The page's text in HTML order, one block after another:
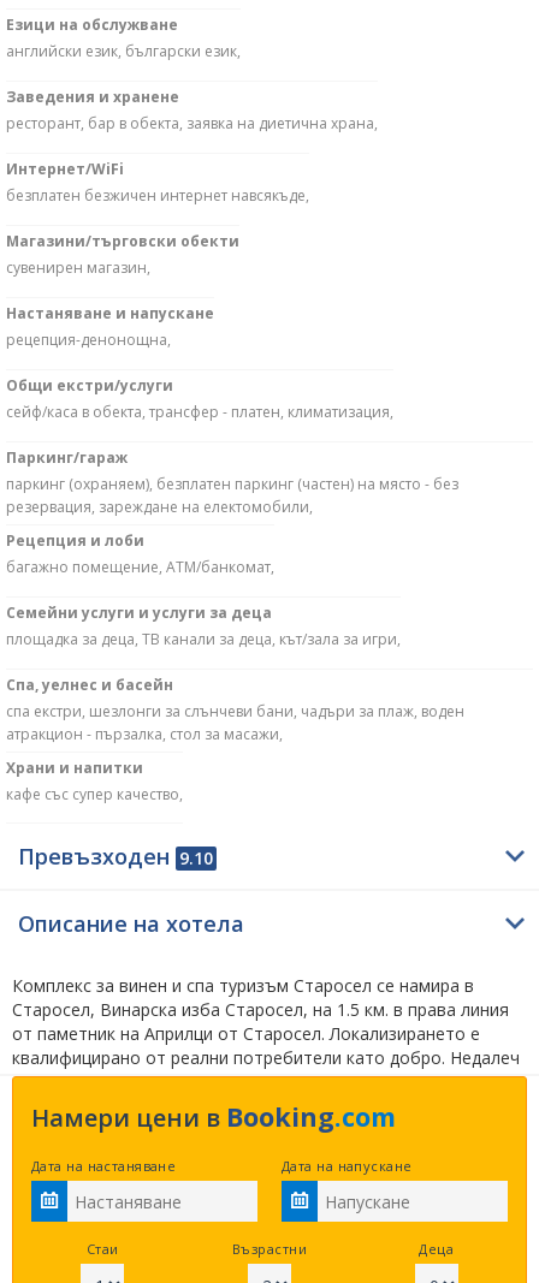
Езици на обслужване
английски език, български език,
Заведения и хранене
ресторант, бар в обекта, заявка на диетична храна,
Интернет/WiFi
безплатен безжичен интернет навсякъде,
Магазини/търговски обекти
сувенирен магазин,
Настаняване и напускане
рецепция-денонощна,
Общи екстри/услуги
сейф/каса в обекта, трансфер - платен, климатизация,
Паркинг/гараж
паркинг (охраняем), безплатен паркинг (частен) на място - без
резервация, зареждане на електомобили,
Рецепция и лоби
багажно помещение, АТМ/банкомат,
Семейни услуги и услуги за деца
площадка за деца, ТВ канали за деца, кът/зала за игри,
Спа, уелнес и басейн
спа екстри, шезлонги за слънчеви бани, чадъри за плаж, воден
атракцион - пързалка, стол за масажи,
Храни и напитки
кафе със супер качество,
Превъзходен 9.10
Описание на хотела
Комплекс за винен и спа туризъм Старосел се намира в
Старосел, Винарска изба Старосел, на 1.5 км. в права линия
от паметник на Априлци от Старосел. Локализирането е
квалифицирано от реални потребители като добро. Недалеч
от Старосел за приятелите на природата съветваме да
видят язовир Пясъчник на 9.9 км., водопад Сучурум на 26.9
км. и водопад Скока Калейца на 48 км. в права линия. На
препоръчваме да разгледат троянски манастир Успение
Богородично на 44.5 км., тракийски култов комплекс
Старосел на 2 км. и паметник Арка на свободата на 31.5 км.
по права линия.
Намери цени в Booking.com
Дата на настаняване Дата на напускане
Стаи Възрастни Деца